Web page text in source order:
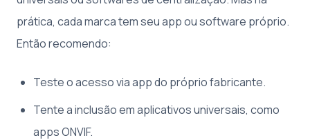
prática, cada marca tem seu app ou software próprio.
Então recomendo:
Teste o acesso via app do próprio fabricante.
Tente a inclusão em aplicativos universais, como
apps ONVIF.